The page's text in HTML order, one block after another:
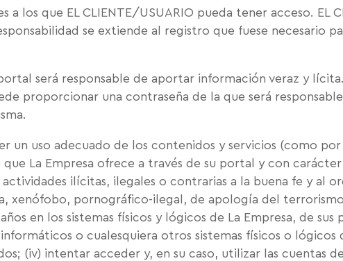
a los que EL CLIENTE/USUARIO pueda tener acceso. EL
se extiende al registro que fuese necesario
será responsable de aportar información veraz y
proporcionar una contraseña de la que será
un uso adecuado de los contenidos y servicios (como
La Empresa ofrece a través de su portal y con
ilícitas, ilegales o contrarias a la buena fe y al
xenófobo, pornográfico-ilegal, de apología del
en los sistemas físicos y lógicos de La Empresa, de
o cualesquiera otros sistemas físicos o lógicos
(iv) intentar acceder y, en su caso, utilizar las cuentas